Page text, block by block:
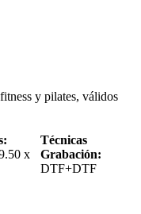
y pilates, válidos
x
Técnicas
Grabación:
DTF+DTF